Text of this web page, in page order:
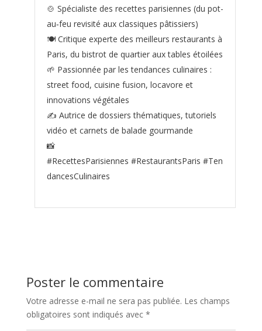
🍲 Spécialiste des recettes parisiennes (du pot-
au‑feu revisité aux classiques pâtissiers)
🍽️ Critique experte des meilleurs restaurants à
Paris, du bistrot de quartier aux tables étoilées
🌱 Passionnée par les tendances culinaires :
street food, cuisine fusion, locavore et
innovations végétales
✍️ Autrice de dossiers thématiques, tutoriels
vidéo et carnets de balade gourmande
📸
#RecettesParisiennes #RestaurantsParis #Ten
dancesCulinaires
Poster le commentaire
Votre adresse e-mail ne sera pas publiée. Les champs
obligatoires sont indiqués avec *